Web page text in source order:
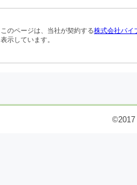
このページは、当社が契約する株式会社パイ
表示しています。
©2017